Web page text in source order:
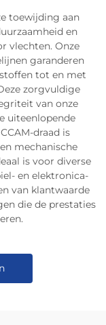
toewijding aan
en
vlechten. Onze
garanderen
tot en met
zorgvuldige
van onze
uiteenlopende
draad is
mechanische
is voor diverse
en elektronica-
van klantwaarde
die de prestaties